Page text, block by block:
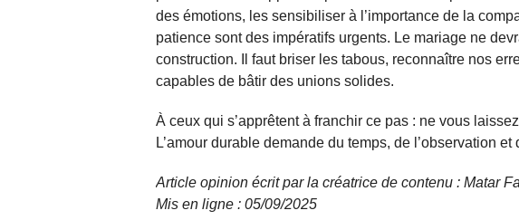
des émotions, les sensibiliser à l’importance de la
patience sont des impératifs urgents. Le mariage ne
construction. Il faut briser les tabous, reconnaître nos
capables de bâtir des unions solides.
À ceux qui s’apprêtent à franchir ce pas : ne vous
L’amour durable demande du temps, de l’observation et
Article opinion écrit par la créatrice de contenu : Matar
Mis en ligne : 05/09/2025